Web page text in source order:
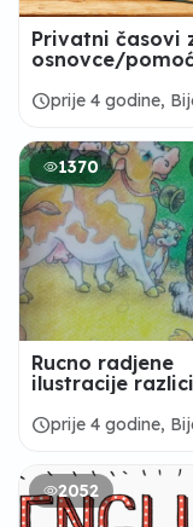
Privatni časovi
osnovce/
zadataka
scheduleprije 4 godine,
1370
Rucno radjene
ilustracije
drvene bojice,
scheduleprije 4 godine,
2052